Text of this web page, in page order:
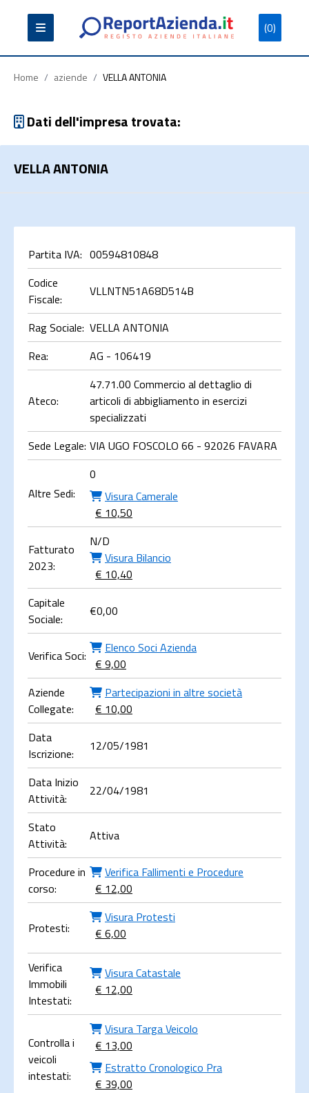
(0)
Partita
Iva
Codice
Fiscale
Ragione
Sociale
Cerca
Home / aziende / VELLA ANTONIA
Dati dell'impresa trovata:
VELLA ANTONIA
Partita IVA: 00594810848
Codice
Fiscale:
VLLNTN51A68D514B
Rag Sociale: VELLA ANTONIA
Rea:
AG - 106419
Ateco:
47.71.00 Commercio al dettaglio di
articoli di abbigliamento in esercizi
specializzati
Sede Legale: VIA UGO FOSCOLO 66 - 92026 FAVARA
Altre Sedi:
0
Visura Camerale
€ 10,50
Fatturato
2023:
N/D
Visura Bilancio
€ 10,40
Capitale
Sociale:
€0,00
Verifica Soci:
Elenco Soci Azienda
€ 9,00
Aziende
Collegate:
Partecipazioni in altre società
€ 10,00
Data
Iscrizione:
12/05/1981
Data Inizio
Attività:
22/04/1981
Stato
Attività:
Attiva
Procedure in
corso:
Verifica Fallimenti e Procedure
€ 12,00
Protesti:
Visura Protesti
€ 6,00
Verifica
Immobili
Intestati:
Visura Catastale
€ 12,00
Controlla i
veicoli
intestati:
Visura Targa Veicolo
€ 13,00
Estratto Cronologico Pra
€ 39,00